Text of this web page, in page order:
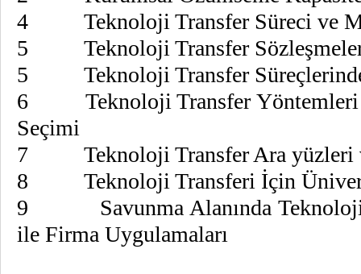
4 Teknoloji Transfer Süreci ve
5 Teknoloji Transfer
5 Teknoloji Transfer
6 Teknoloji Transfer Yöntemleri
Seçimi
7 Teknoloji Transfer Ara yüzleri
8 Teknoloji Transferi İçin
9 Savunma Alanında Teknoloji
ile Firma Uygulamaları